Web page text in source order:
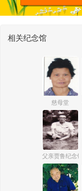
相关纪念馆
慈母堂
父亲贾鲁纪念馆